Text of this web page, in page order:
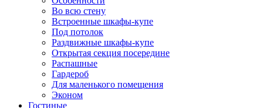
Во всю стену
Встроенные шкафы-купе
Под потолок
Раздвижные шкафы-купе
Открытая секция посередине
Распашные
Гардероб
Для маленького помещения
Эконом
Гостиные